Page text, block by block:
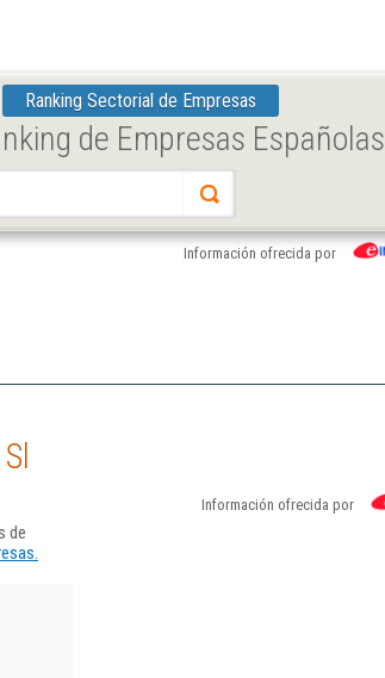
Ranking Sectorial de Empresas
de Empresas Españolas
Información ofrecida por
Información ofrecida por
de